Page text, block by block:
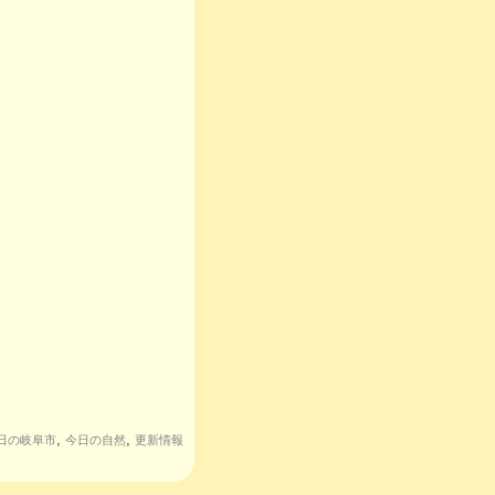
の岐阜市, 今日の自然, 更新情報